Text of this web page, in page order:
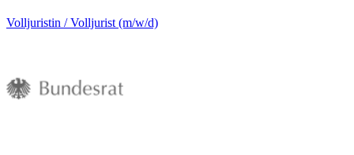
Volljuristin / Volljurist (m/w/d)